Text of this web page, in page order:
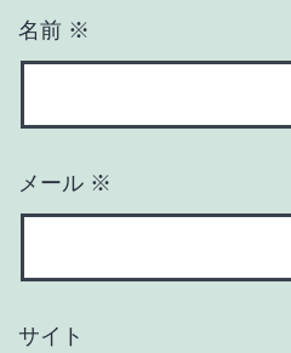
名前 ※
メール ※
サイト